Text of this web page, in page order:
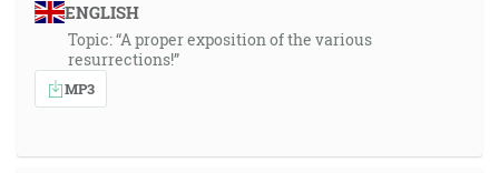
ENGLISH
Topic: “A proper exposition of the various
resurrections!”
MP3